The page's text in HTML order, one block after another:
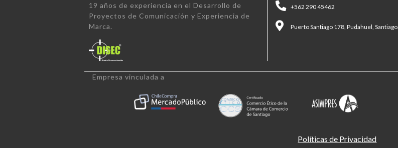
19 años de experiencia en el Desarrollo de
Proyectos de Comunicación y Experiencia de
Marca.
+562 290 45462
Puerto Santiago 178, Pudahuel, Santiago.
Empresa vinculada a
Políticas de Privacidad